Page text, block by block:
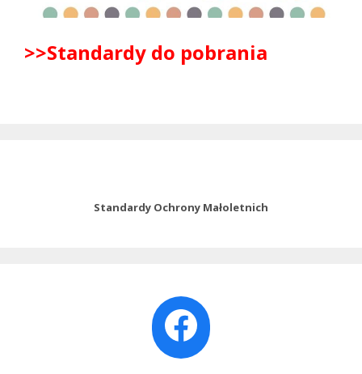
>>Standardy do pobrania
Standardy Ochrony Małoletnich
Facebook